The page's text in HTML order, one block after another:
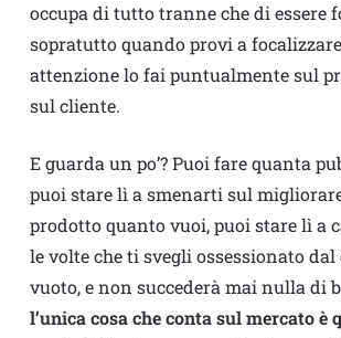
occupa di tutto tranne che di essere
sopratutto quando provi a
attenzione lo fai puntualmente sul
sul cliente.
E guarda un po’? Puoi fare quanta
puoi stare lì a smenarti sul
prodotto quanto vuoi, puoi stare lì a
le volte che ti svegli ossessionato
vuoto, e non succederà mai nulla di
l’unica cosa che conta sul mercato è